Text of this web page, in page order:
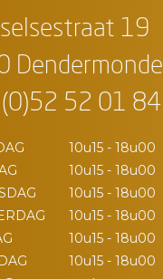
19
Dendermonde
52 01 84
10u15 - 18u00
10u15 - 18u00
10u15 - 18u00
10u15 - 18u00
10u15 - 18u00
10u15 - 18u00